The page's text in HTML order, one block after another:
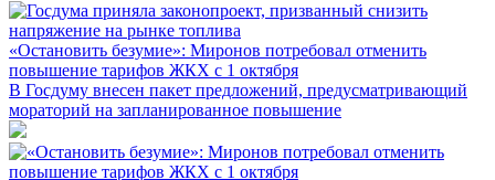
«Остановить безумие»: Миронов потребовал отменить
повышение тарифов ЖКХ с 1 октября
В Госдуму внесен пакет предложений, предусматривающий
мораторий на запланированное повышение